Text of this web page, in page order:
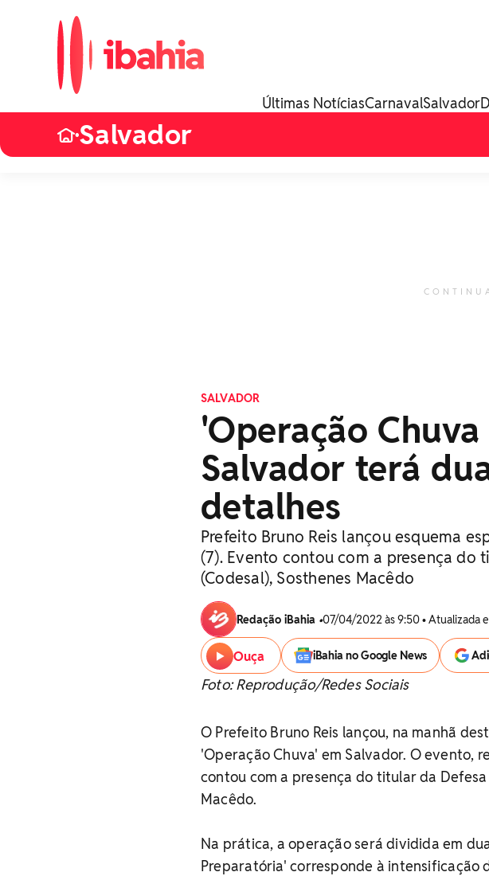
Últimas NotíciasCarnavalSalvador
•Salvador
SALVADOR
'Operação
Salvador terá
detalhes
Prefeito Bruno Reis lançou esquema
(7). Evento contou com a presença do
(Codesal), Sosthenes Macêdo
Redação iBahia •07/04/2022 às 9:50 • Atualizada
Ouça iBahia no Google News
Foto: Reprodução/Redes Sociais
O Prefeito Bruno Reis lançou, na manhã
'Operação Chuva' em Salvador. O evento,
contou com a presença do titular da
Macêdo.
Na prática, a operação será dividida em
Preparatória' corresponde à intensificação